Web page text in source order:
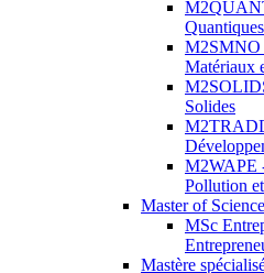
Quantiques
M2SMNO
Matériaux
Solides
M2WAPE
Pollution
Master of
MSc
Mastère